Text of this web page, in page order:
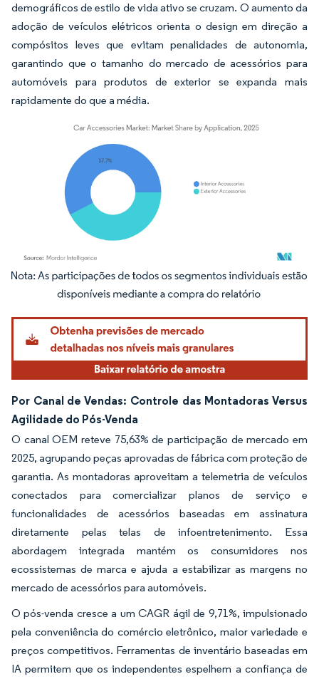
demográficos de estilo de vida ativo se cruzam. O aumento da
adoção de veículos elétricos orienta o design em direção a
compósitos leves que evitam penalidades de autonomia,
garantindo que o tamanho do mercado de acessórios para
automóveis para produtos de exterior se expanda mais
rapidamente do que a média.
Imagem © Mordor Intelligence. O reuso requer atribuição conforme CC BY 4.0.
Por Canal de Vendas: Controle das Montadoras Versus
Agilidade do Pós-Venda
O canal OEM reteve 75,63% de participação de mercado em
2025, agrupando peças aprovadas de fábrica com proteção de
garantia. As montadoras aproveitam a telemetria de veículos
conectados para comercializar planos de serviço e
funcionalidades de acessórios baseadas em assinatura
diretamente pelas telas de infoentretenimento. Essa
abordagem integrada mantém os consumidores nos
ecossistemas de marca e ajuda a estabilizar as margens no
mercado de acessórios para automóveis.
O pós-venda cresce a um CAGR ágil de 9,71%, impulsionado
pela conveniência do comércio eletrônico, maior variedade e
preços competitivos. Ferramentas de inventário baseadas em
IA permitem que os independentes espelhem a confiança de